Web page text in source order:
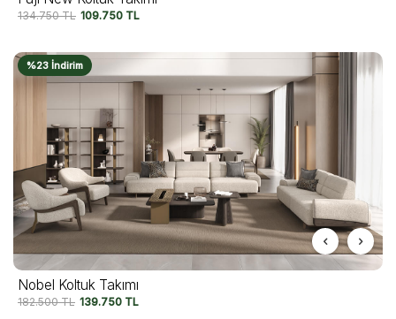
134.750TL 109.750 TL
%23 İndirim
Nobel Koltuk Takımı
182.500TL 139.750 TL